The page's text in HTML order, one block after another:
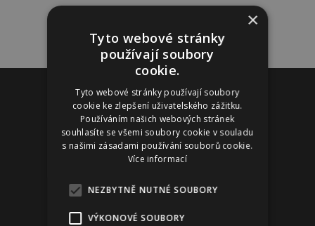
×
Tyto webové stránky
používají soubory
cookie.
Tyto webové stránky používají soubory
cookie ke zlepšení uživatelského zážitku.
Používáním našich webových stránek
souhlasíte se všemi soubory cookie v souladu
s našimi zásadami používání souborů cookie.
Více informací
NEZBYTNĚ NUTNÉ SOUBORY
VÝKONOVÉ SOUBORY